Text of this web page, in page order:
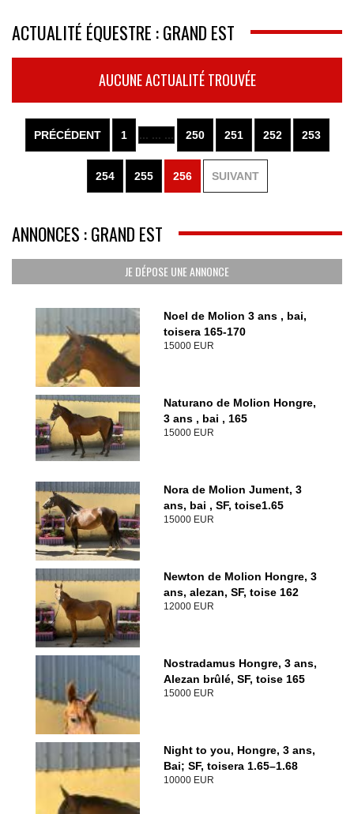
ACTUALITÉ ÉQUESTRE : GRAND EST
AUCUNE ACTUALITÉ TROUVÉE
PRÉCÉDENT 1 ... ... ... 250 251 252 253
254 255 256 SUIVANT
ANNONCES : GRAND EST
JE DÉPOSE UNE ANNONCE
Noel de Molion 3 ans , bai,
toisera 165-170
15000 EUR
Naturano de Molion Hongre,
3 ans , bai , 165
15000 EUR
Nora de Molion Jument, 3
ans, bai , SF, toise1.65
15000 EUR
Newton de Molion Hongre, 3
ans, alezan, SF, toise 162
12000 EUR
Nostradamus Hongre, 3 ans,
Alezan brûlé, SF, toise 165
15000 EUR
Night to you, Hongre, 3 ans,
Bai; SF, toisera 1.65–1.68
10000 EUR